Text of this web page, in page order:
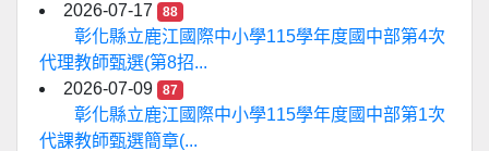
2026-07-17
88
彰化縣立鹿江國際中小學115學年度國中部第4次
代理教師甄選(第8招...
2026-07-09
87
彰化縣立鹿江國際中小學115學年度國中部第1次
代課教師甄選簡章(...